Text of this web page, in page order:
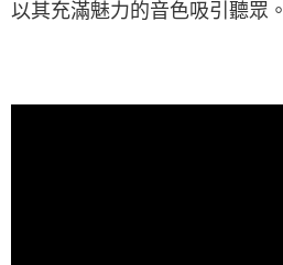
以其充滿魅力的音色吸引聽眾。